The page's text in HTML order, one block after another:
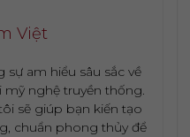
Việt
sự am hiểu sâu sắc về
nghệ truyền thống.
sẽ giúp bạn kiến tạo
chuẩn phong thủy để